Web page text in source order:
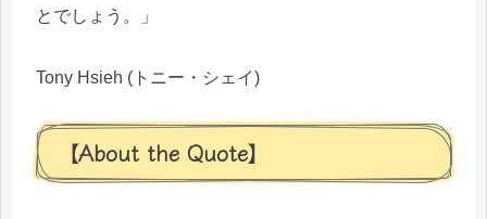
とでしょう。」
Tony Hsieh (トニー・シェイ)
【About the Quote】